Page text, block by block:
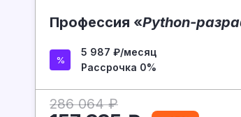
Профессия «Python-
5 987 ₽/месяц
Рассрочка 0%
286 064 ₽